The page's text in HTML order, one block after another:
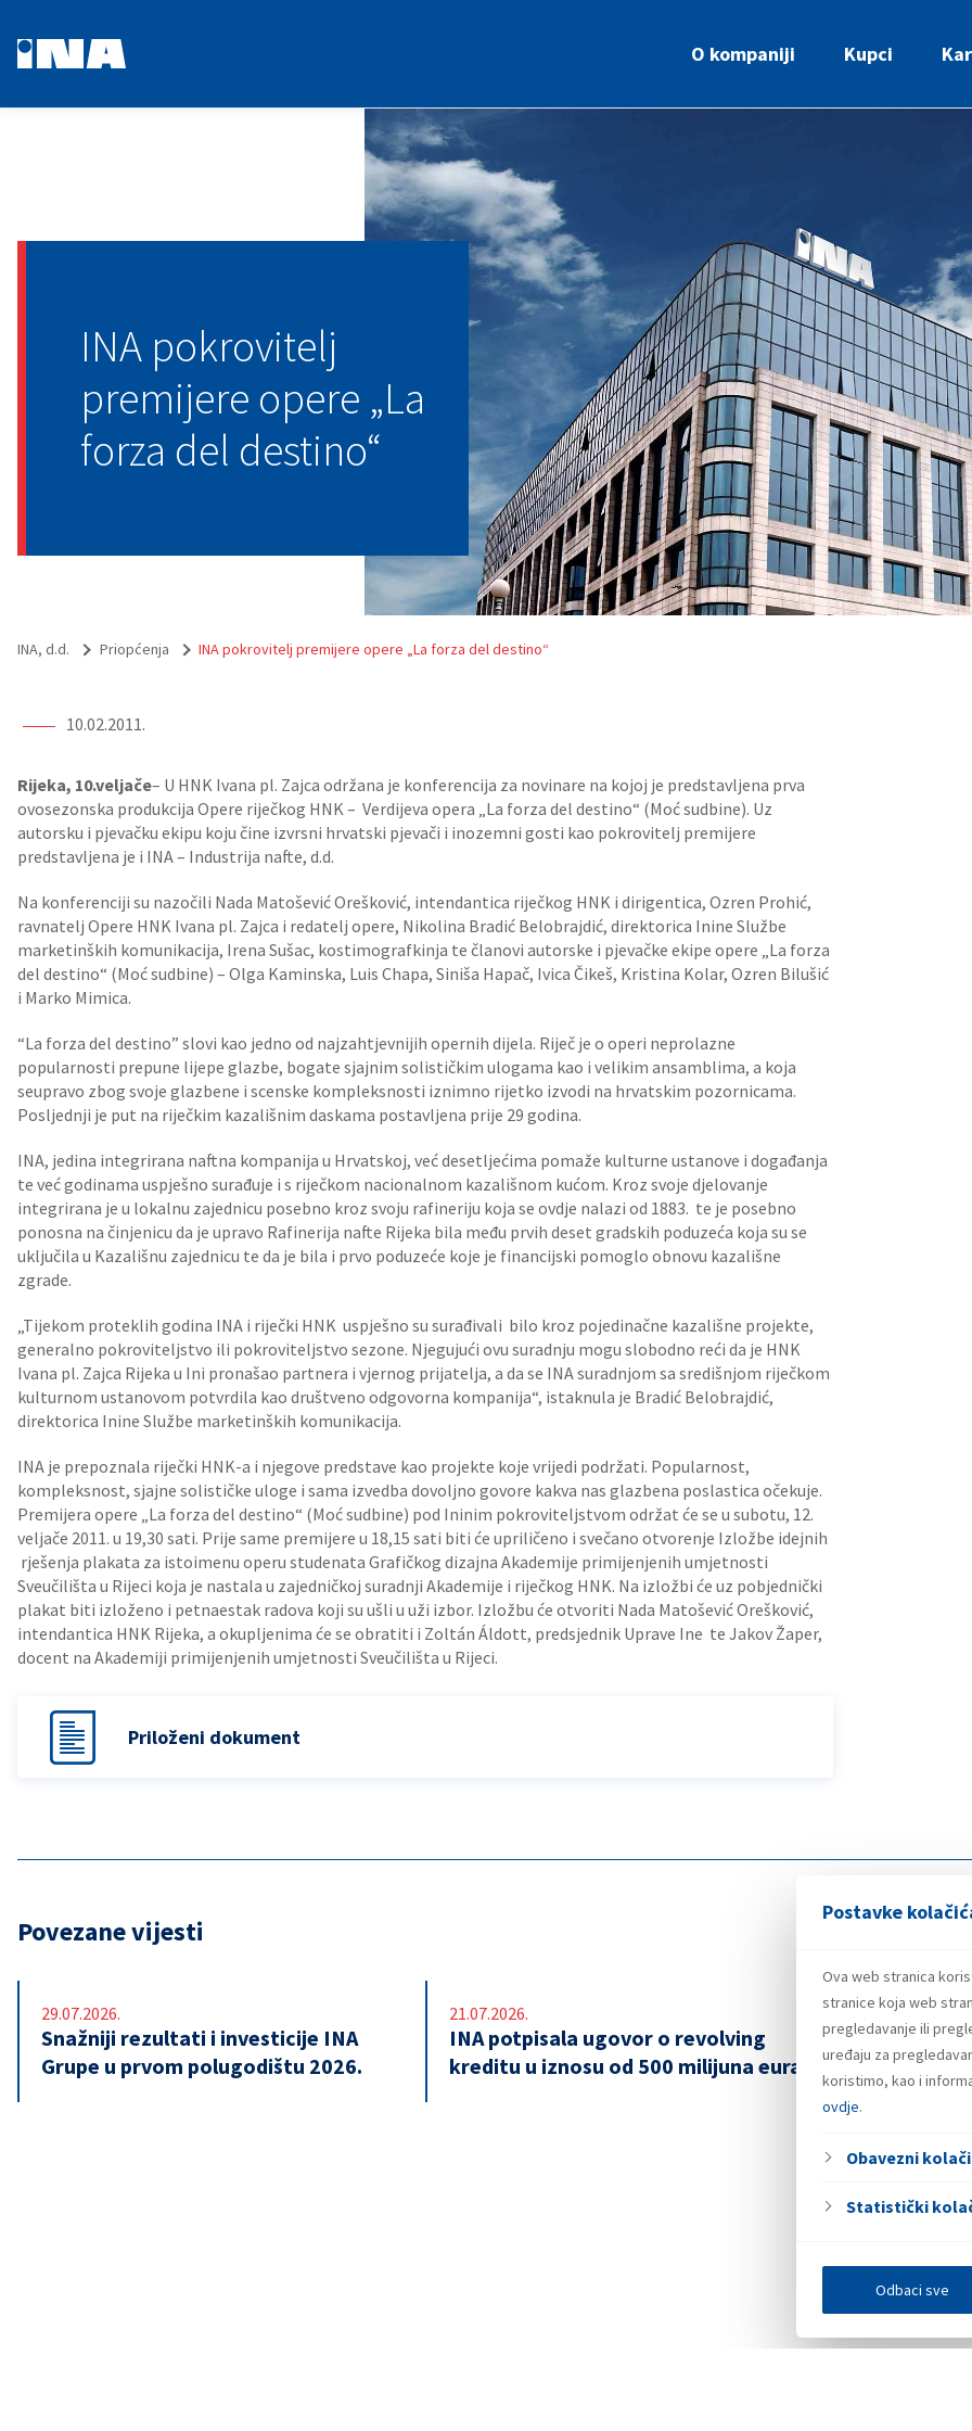
Postavke
Ova web stranica
stranice koja web
pregledavanje ili
uređaju za
koristimo, kao i
ovdje.
Obavezni
Statistički
Odbaci sve
O kompaniji Kupci
INA pokrovitelj
premijere opere „La
forza del destino“
INA, d.d. Priopćenja INA pokrovitelj premijere opere „La forza del destino“
10.02.2011.
Rijeka, 10.veljače– U HNK Ivana pl. Zajca održana je konferencija za novinare na kojoj je predstavljena prva
ovosezonska produkcija Opere riječkog HNK – Verdijeva opera „La forza del destino“ (Moć sudbine). Uz
autorsku i pjevačku ekipu koju čine izvrsni hrvatski pjevači i inozemni gosti kao pokrovitelj premijere
predstavljena je i INA – Industrija nafte, d.d.
Na konferenciji su nazočili Nada Matošević Orešković, intendantica riječkog HNK i dirigentica, Ozren Prohić,
ravnatelj Opere HNK Ivana pl. Zajca i redatelj opere, Nikolina Bradić Belobrajdić, direktorica Inine Službe
marketinških komunikacija, Irena Sušac, kostimografkinja te članovi autorske i pjevačke ekipe opere „La forza
del destino“ (Moć sudbine) – Olga Kaminska, Luis Chapa, Siniša Hapač, Ivica Čikeš, Kristina Kolar, Ozren Bilušić
i Marko Mimica.
“La forza del destino” slovi kao jedno od najzahtjevnijih opernih dijela. Riječ je o operi neprolazne
popularnosti prepune lijepe glazbe, bogate sjajnim solističkim ulogama kao i velikim ansamblima, a koja
seupravo zbog svoje glazbene i scenske kompleksnosti iznimno rijetko izvodi na hrvatskim pozornicama.
Posljednji je put na riječkim kazališnim daskama postavljena prije 29 godina.
INA, jedina integrirana naftna kompanija u Hrvatskoj, već desetljećima pomaže kulturne ustanove i događanja
te već godinama uspješno surađuje i s riječkom nacionalnom kazališnom kućom. Kroz svoje djelovanje
integrirana je u lokalnu zajednicu posebno kroz svoju rafineriju koja se ovdje nalazi od 1883. te je posebno
ponosna na činjenicu da je upravo Rafinerija nafte Rijeka bila među prvih deset gradskih poduzeća koja su se
uključila u Kazališnu zajednicu te da je bila i prvo poduzeće koje je financijski pomoglo obnovu kazališne
zgrade.
„Tijekom proteklih godina INA i riječki HNK uspješno su surađivali bilo kroz pojedinačne kazališne projekte,
generalno pokroviteljstvo ili pokroviteljstvo sezone. Njegujući ovu suradnju mogu slobodno reći da je HNK
Ivana pl. Zajca Rijeka u Ini pronašao partnera i vjernog prijatelja, a da se INA suradnjom sa središnjom riječkom
kulturnom ustanovom potvrdila kao društveno odgovorna kompanija“, istaknula je Bradić Belobrajdić,
direktorica Inine Službe marketinških komunikacija.
INA je prepoznala riječki HNK-a i njegove predstave kao projekte koje vrijedi podržati. Popularnost,
kompleksnost, sjajne solističke uloge i sama izvedba dovoljno govore kakva nas glazbena poslastica očekuje.
Premijera opere „La forza del destino“ (Moć sudbine) pod Ininim pokroviteljstvom održat će se u subotu, 12.
veljače 2011. u 19,30 sati. Prije same premijere u 18,15 sati biti će upriličeno i svečano otvorenje Izložbe idejnih
rješenja plakata za istoimenu operu studenata Grafičkog dizajna Akademije primijenjenih umjetnosti
Sveučilišta u Rijeci koja je nastala u zajedničkoj suradnji Akademije i riječkog HNK. Na izložbi će uz pobjednički
plakat biti izloženo i petnaestak radova koji su ušli u uži izbor. Izložbu će otvoriti Nada Matošević Orešković,
intendantica HNK Rijeka, a okupljenima će se obratiti i Zoltán Áldott, predsjednik Uprave Ine te Jakov Žaper,
docent na Akademiji primijenjenih umjetnosti Sveučilišta u Rijeci.
Priloženi dokument
Povezane vijesti
29.07.2026.
Snažniji rezultati i investicije INA
Grupe u prvom polugodištu 2026.
21.07.2026.
INA potpisala ugovor o revolving
kreditu u iznosu od 500 milijuna eura